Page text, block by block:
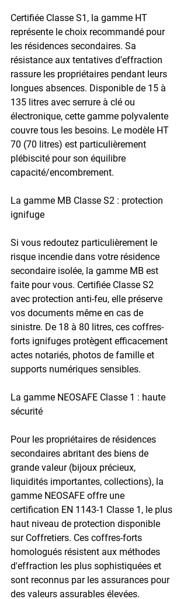
Certifiée Classe S1, la gamme HT
représente le choix recommandé pour
les résidences secondaires. Sa
résistance aux tentatives d'effraction
rassure les propriétaires pendant leurs
longues absences. Disponible de 15 à
135 litres avec serrure à clé ou
électronique, cette gamme polyvalente
couvre tous les besoins. Le modèle HT
70 (70 litres) est particulièrement
plébiscité pour son équilibre
capacité/encombrement.
La gamme MB Classe S2 : protection
ignifuge
Si vous redoutez particulièrement le
risque incendie dans votre résidence
secondaire isolée, la gamme MB est
faite pour vous. Certifiée Classe S2
avec protection anti-feu, elle préserve
vos documents même en cas de
sinistre. De 18 à 80 litres, ces coffres-
forts ignifuges protègent efficacement
actes notariés, photos de famille et
supports numériques sensibles.
La gamme NEOSAFE Classe 1 : haute
sécurité
Pour les propriétaires de résidences
secondaires abritant des biens de
grande valeur (bijoux précieux,
liquidités importantes, collections), la
gamme NEOSAFE offre une
certification EN 1143-1 Classe 1, le plus
haut niveau de protection disponible
sur Coffretiers. Ces coffres-forts
homologués résistent aux méthodes
d'effraction les plus sophistiquées et
sont reconnus par les assurances pour
des valeurs assurables élevées.